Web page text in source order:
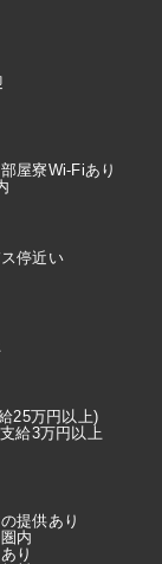
屋寮Wi-Fiあり
停近い
25万円以上)
給3万円以上
提供あり
内
り